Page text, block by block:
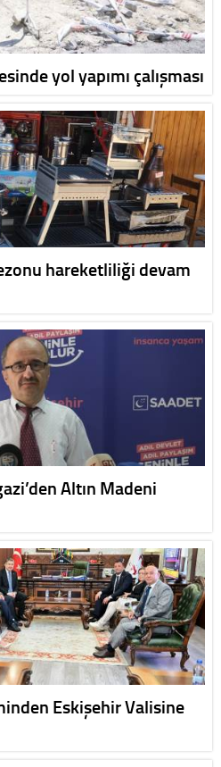
yol yapımı çalışması
hareketliliği devam
Altın Madeni
Eskişehir Valisine